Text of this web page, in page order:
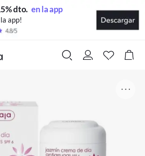
dto. en la app
la app!